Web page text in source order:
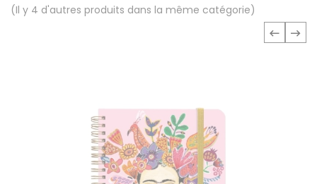
(Il y 4 d'autres produits dans la même catégorie)